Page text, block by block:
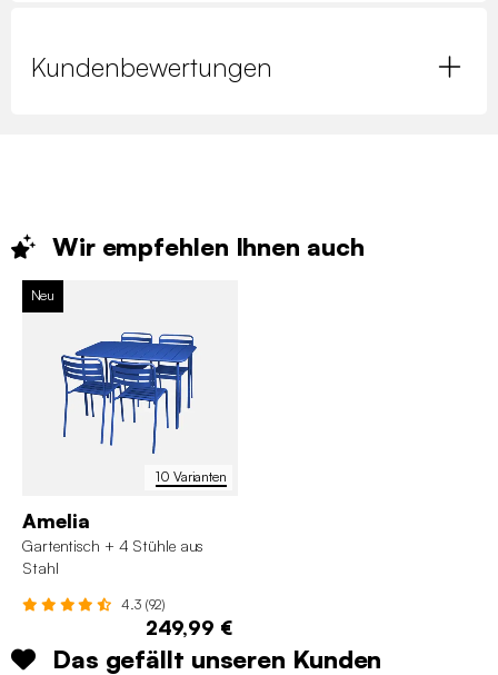
Kundenbewertungen
Wir empfehlen Ihnen auch
10 Varianten
Neu
Amelia
Gartentisch + 4 Stühle aus
Stahl
4.3 (92)
249,99 €
Das gefällt unseren Kunden